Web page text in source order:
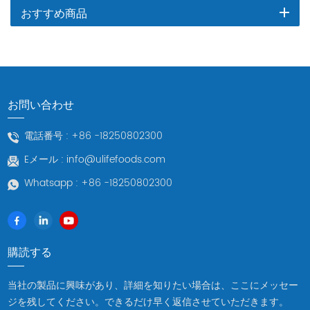
おすすめ商品
お問い合わせ
電話番号 : +86 -18250802300
Eメール : info@ulifefoods.com
Whatsapp : +86 -18250802300
購読する
当社の製品に興味があり、詳細を知りたい場合は、ここにメッセー
ジを残してください。できるだけ早く返信させていただきます。